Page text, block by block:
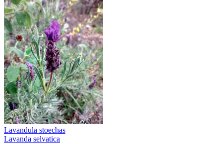
Lavandula stoechas
Lavanda selvatica